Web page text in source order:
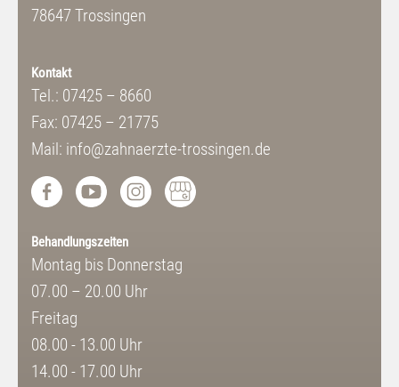
78647 Trossingen
Kontakt
Tel.: 07425 – 8660
Fax: 07425 – 21775
Mail: info@zahnaerzte-trossingen.de
Behandlungszeiten
Montag bis Donnerstag
07.00 – 20.00 Uhr
Freitag
08.00 - 13.00 Uhr
14.00 - 17.00 Uhr